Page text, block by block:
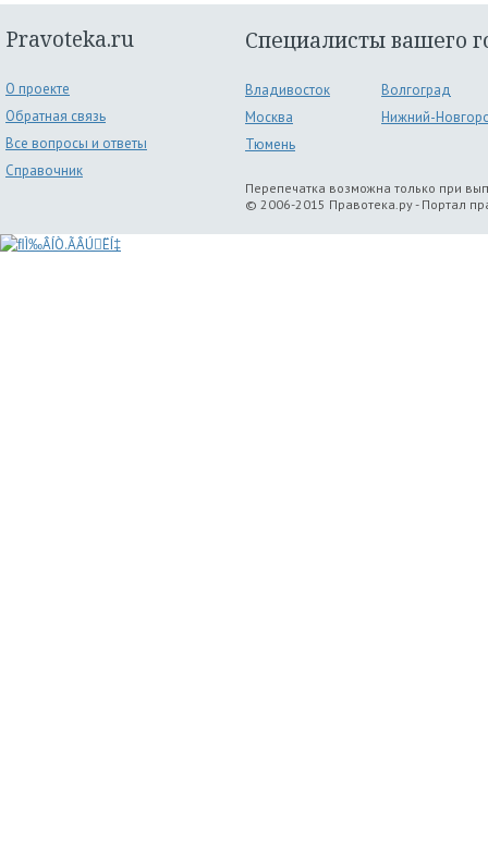
Pravoteka.ru
О проекте
Обратная связь
Все вопросы и ответы
Справочник
Специалисты вашего
Владивосток
Волгоград
Москва
Нижний-
Тюмень
Перепечатка возможна только при
© 2006-2015 Правотека.ру - Портал